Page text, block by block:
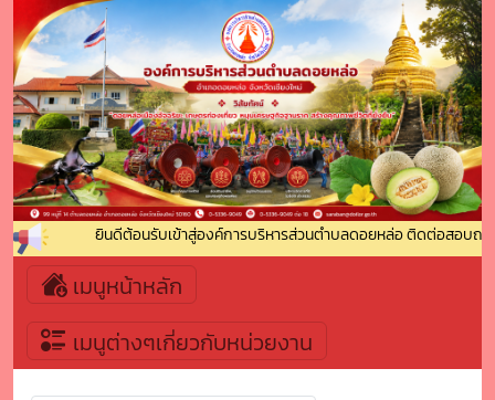
ยินดีต้อนรับเข้าสู่องค์การบริหารส่วนตำบลดอยหล่อ ติดต่อสอบถาม
เมนูหน้าหลัก
เมนูต่างๆเกี่ยวกับหน่วยงาน